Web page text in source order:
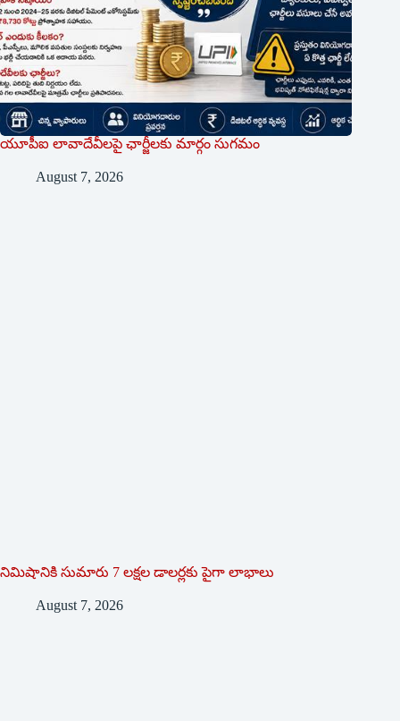
యూపీఐ లావాదేవీలపై ఛార్జీలకు మార్గం సుగమం
August 7, 2026
నిమిషానికి సుమారు 7 లక్షల డాలర్లకు పైగా లాభాలు
August 7, 2026